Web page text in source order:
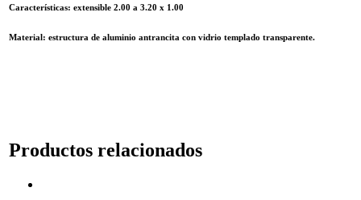
Características: extensible 2.00 a 3.20 x 1.00
Material: estructura de aluminio antrancita con vidrio templado transparente.
Productos relacionados